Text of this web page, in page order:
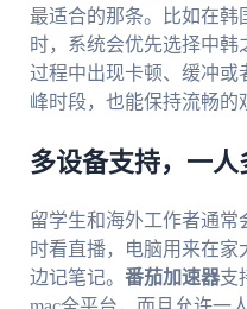
最适合的那条。比如在韩
时，系统会优先选择中
过程中出现卡顿、缓冲或
峰时段，也能保持流畅的
多设备支持，一人
留学生和海外工作者通常
时看直播，电脑用来在
边记笔记。 番茄加速器支